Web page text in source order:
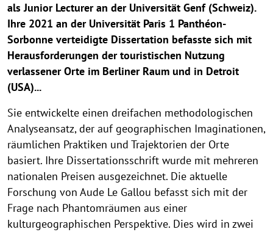
als Junior Lecturer an der Universität Genf (Schweiz).
Ihre 2021 an der Universität Paris 1 Panthéon-
Sorbonne verteidigte Dissertation befasste sich mit
Herausforderungen der touristischen Nutzung
verlassener Orte im Berliner Raum und in Detroit
(USA)...
Sie entwickelte einen dreifachen methodologischen
Analyseansatz, der auf geographischen Imaginationen,
räumlichen Praktiken und Trajektorien der Orte
basiert. Ihre Dissertationsschrift wurde mit mehreren
nationalen Preisen ausgezeichnet. Die aktuelle
Forschung von Aude Le Gallou befasst sich mit der
Frage nach Phantomräumen aus einer
kulturgeographischen Perspektive. Dies wird in zwei